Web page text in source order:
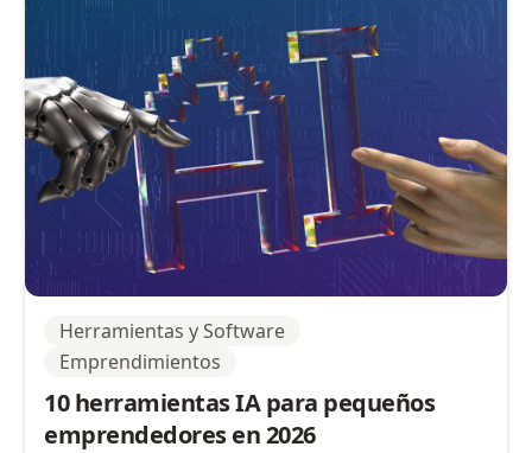
Herramientas y Software
Emprendimientos
10 herramientas IA para pequeños
emprendedores en 2026